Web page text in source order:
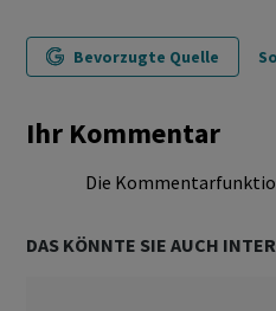
Bevorzugte Quelle
Ihr Kommentar
Die
DAS KÖNNTE SIE AUCH